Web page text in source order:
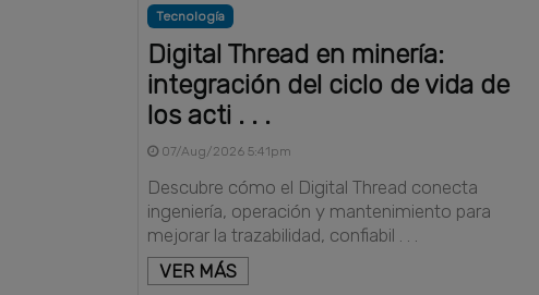
Tecnología
Digital Thread en minería:
integración del ciclo de vida de
los acti . . .
07/Aug/2026 5:41pm
Descubre cómo el Digital Thread conecta
ingeniería, operación y mantenimiento para
mejorar la trazabilidad, confiabil . . .
VER MÁS